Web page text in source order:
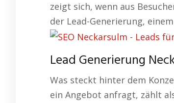
zeigt sich, wenn aus
der Lead-Generierung,
Lead Generierung
Was steckt hinter dem
ein Angebot anfragt, zählt